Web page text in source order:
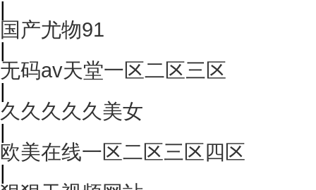
|
国产尤物91
|
无码av天堂一区二区三区
|
久久久久久美女
|
欧美在线一区二区三区四区
|